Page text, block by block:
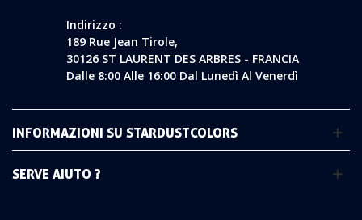
Indirizzo :
189 Rue Jean Tirole,
30126 ST LAURENT DES ARBRES - FRANCIA
Dalle 8:00 Alle 16:00 Dal Lunedì Al Venerdì
INFORMAZIONI SU STARDUSTCOLORS
SERVE AIUTO ?